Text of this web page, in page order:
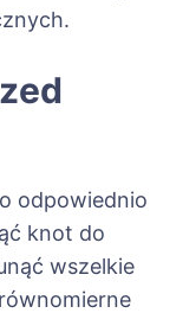
odpowiednio
knot do
wszelkie